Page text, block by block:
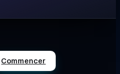
Commencer